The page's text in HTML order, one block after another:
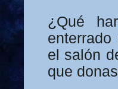
¿Qué
el salón
que